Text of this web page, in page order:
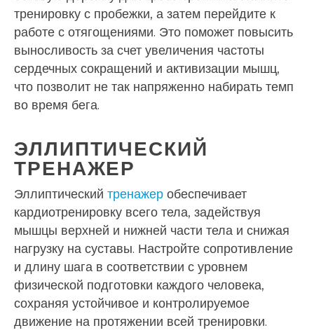
тренировку с пробежки, а затем перейдите к
работе с отягощениями. Это поможет повысить
выносливость за счет увеличения частоты
сердечных сокращений и активизации мышц,
что позволит не так напряженно набирать темп
во время бега.
ЭЛЛИПТИЧЕСКИЙ
ТРЕНАЖЕР
Эллиптический тренажер обеспечивает
кардиотренировку всего тела, задействуя
мышцы верхней и нижней части тела и снижая
нагрузку на суставы. Настройте сопротивление
и длину шага в соответствии с уровнем
физической подготовки каждого человека,
сохраняя устойчивое и контролируемое
движение на протяжении всей тренировки.